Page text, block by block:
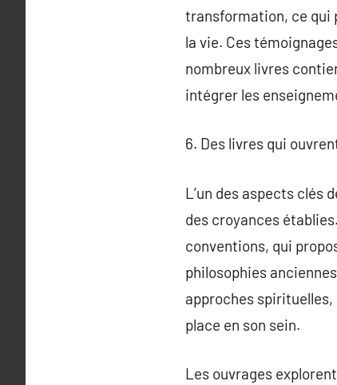
transformation, ce qui
la vie. Ces
nombreux livres
intégrer les
6. Des livres qui
L’un des aspects clés
des croyances
conventions, qui
philosophies
approches
place en son sein.
Les ouvrages